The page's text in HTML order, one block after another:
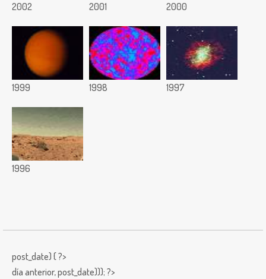
2002 2001 2000
1999 1998 1997
1996
post_date) { ?>
día anterior,post_date))); ?>